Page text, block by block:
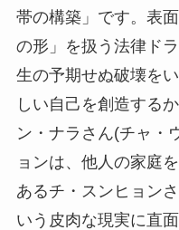
帯の構築」です。表
の形」を扱う法律ド
生の予期せぬ破壊を
しい自己を創造する
ン・ナラさん(チャ・
ョンは、他人の家庭
あるチ・スンヒョン
いう皮肉な現実に直